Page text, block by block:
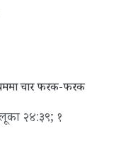
चार फरक-फरक
२४:३९; १